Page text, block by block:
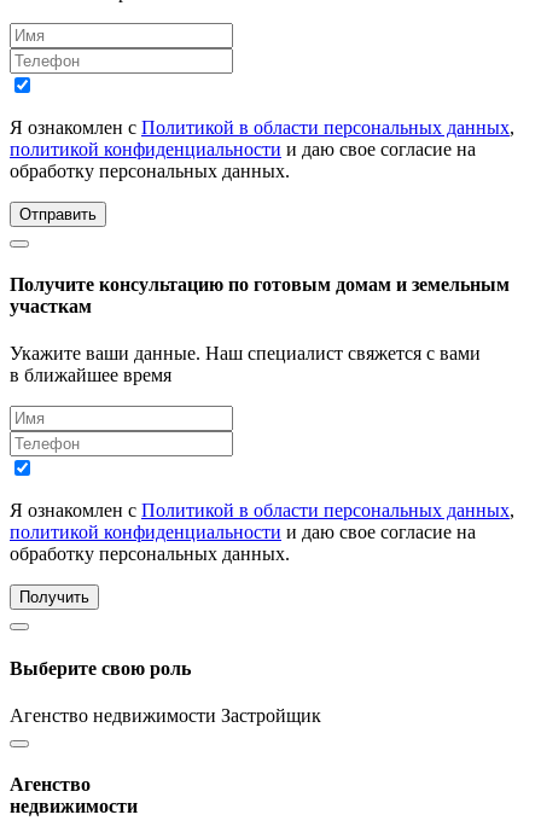
Я ознакомлен с Политикой в области персональных данных,
политикой конфиденциальности и даю свое согласие на
обработку персональных данных.
Отправить
Получите консультацию по готовым домам и земельным
участкам
Укажите ваши данные. Наш специалист свяжется с вами
в ближайшее время
Я ознакомлен с Политикой в области персональных данных,
политикой конфиденциальности и даю свое согласие на
обработку персональных данных.
Получить
Выберите свою роль
Агенство недвижимости Застройщик
Агенство
недвижимости